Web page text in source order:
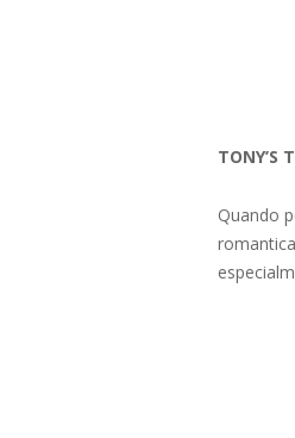
TONY’S
Quando